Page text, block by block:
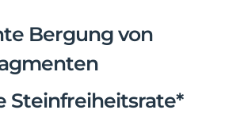
Bergung von
Steinfreiheitsrate*